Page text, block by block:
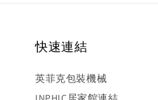
快速連結
英菲克包裝機械